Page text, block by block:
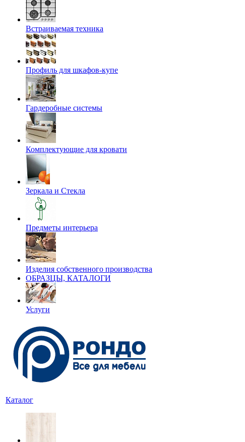
Встраиваемая техника
Профиль для шкафов-купе
Гардеробные системы
Комплектующие для кровати
Зеркала и Стекла
Предметы интерьера
Изделия собственного производства
ОБРАЗЦЫ, КАТАЛОГИ
Услуги
Каталог